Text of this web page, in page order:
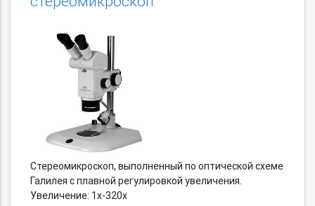
Стереомикроскоп, выполненный по оптической схеме
Галилея с плавной регулировкой увеличения.
Увеличение: 1х-320х